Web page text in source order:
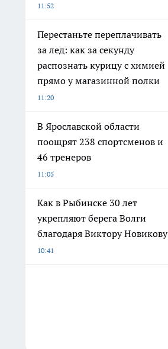
11:52
Перестаньте переплачивать
за лед: как за секунду
распознать курицу с химией
прямо у магазинной полки
11:20
В Ярославской области
поощрят 238 спортсменов и
46 тренеров
11:05
Как в Рыбинске 30 лет
укрепляют берега Волги
благодаря Виктору Новикову
10:41